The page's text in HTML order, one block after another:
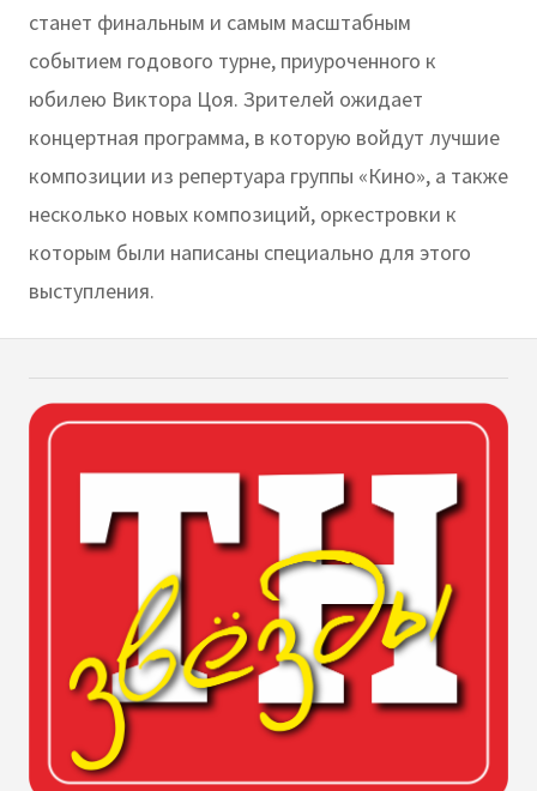
станет финальным и самым масштабным
событием годового турне, приуроченного к
юбилею Виктора Цоя. Зрителей ожидает
концертная программа, в которую войдут лучшие
композиции из репертуара группы «Кино», а также
несколько новых композиций, оркестровки к
которым были написаны специально для этого
выступления.